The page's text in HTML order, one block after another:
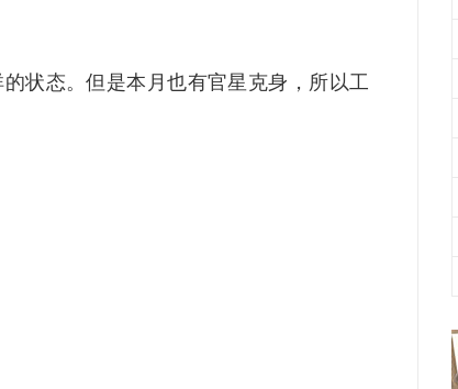
状态。但是本月也有官星克身，所以工